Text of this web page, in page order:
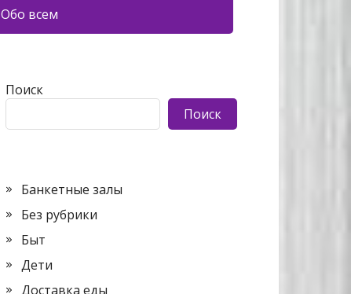
Обо всем
Поиск
Поиск
Банкетные залы
Без рубрики
Быт
Дети
Доставка еды